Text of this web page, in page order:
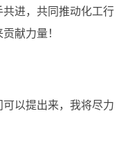
进，共同推动化工行
献力量！
以提出来，我将尽力